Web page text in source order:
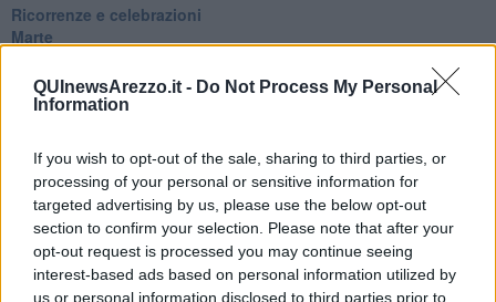
QUInewsArezzo.it - Do Not Process My Personal
Information
If you wish to opt-out of the sale, sharing to third parties, or
processing of your personal or sensitive information for
targeted advertising by us, please use the below opt-out
section to confirm your selection. Please note that after your
opt-out request is processed you may continue seeing
interest-based ads based on personal information utilized by
us or personal information disclosed to third parties prior to
​Ricorrenze e celebrazioni
Marte
​I soliti noti
Arie
Dragonheart
Con-ter?
​Con-te
Coincidenze e crisi
L'amico
​L’anno del vaccino